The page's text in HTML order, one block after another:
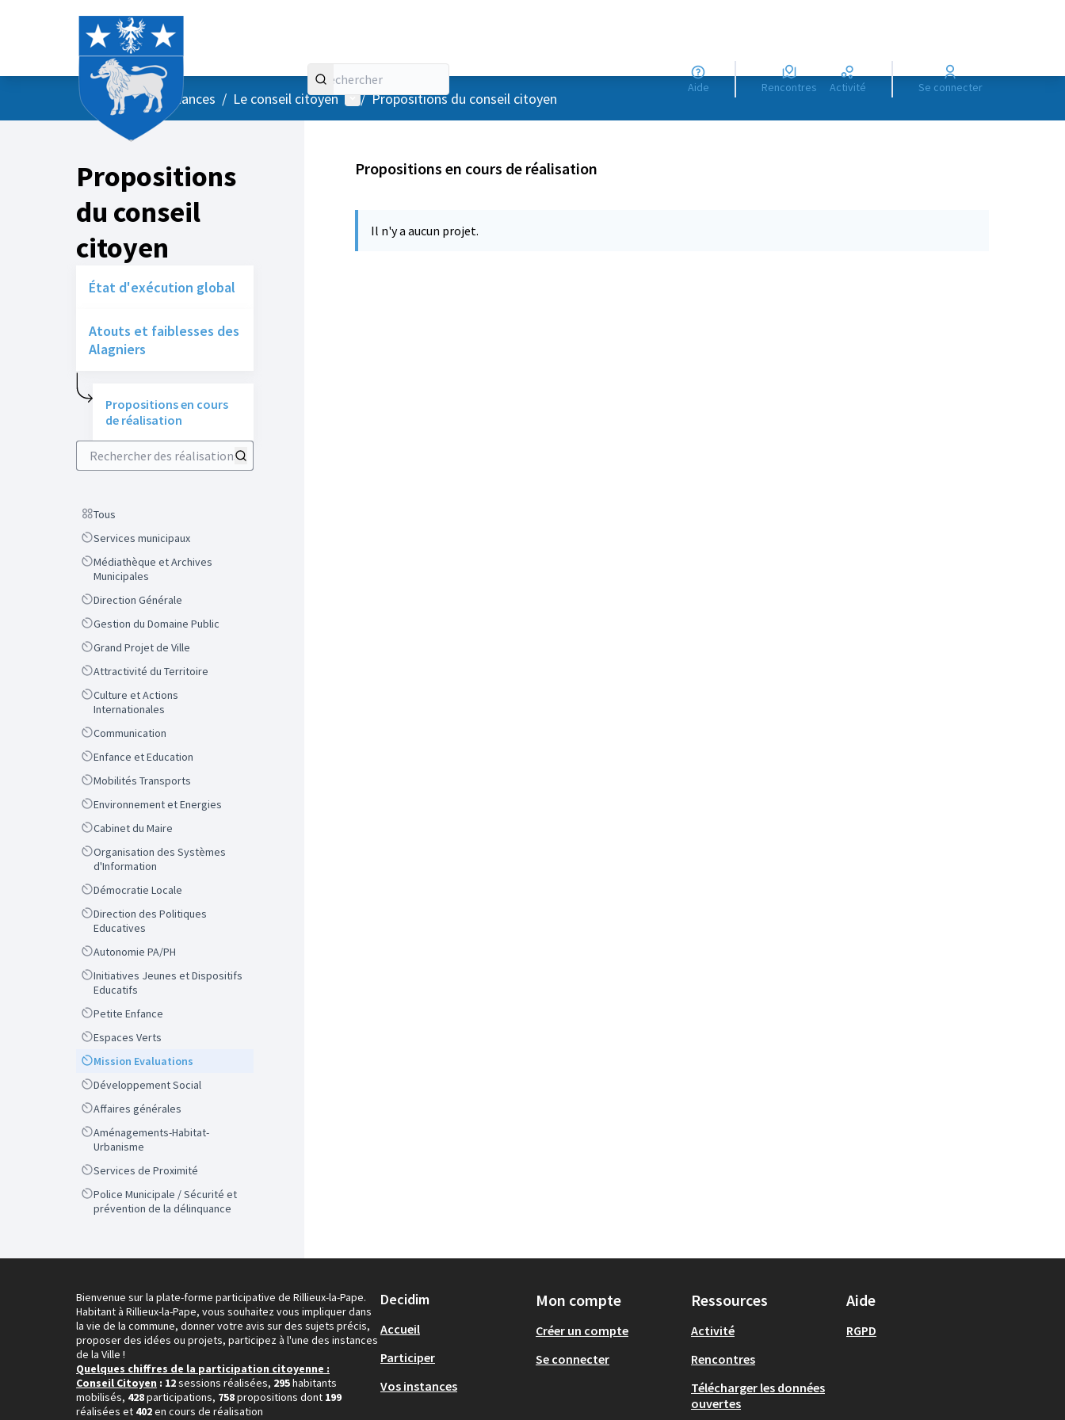
Aide Rencontres Activité Se connecter
AccueilMenu principal
/ Vos instances / Le conseil citoyen Menu utilisateur
/ Propositions du conseil citoyen
Propositions
du conseil
citoyen
État d'exécution global
Atouts et faiblesses des
Alagniers
Propositions en cours
de réalisation
Rechercher des réalisations
Scope
Tous
ScopeServices municipaux
Scope
Médiathèque et Archives
Municipales
ScopeDirection Générale
ScopeGestion du Domaine Public
ScopeGrand Projet de Ville
ScopeAttractivité du Territoire
Scope
Culture et Actions
Internationales
ScopeCommunication
ScopeEnfance et Education
ScopeMobilités Transports
ScopeEnvironnement et Energies
ScopeCabinet du Maire
Scope
Organisation des Systèmes
d'Information
ScopeDémocratie Locale
Scope
Direction des Politiques
Educatives
ScopeAutonomie PA/PH
Scope
Initiatives Jeunes et Dispositifs
Educatifs
ScopePetite Enfance
ScopeEspaces Verts
ScopeMission Evaluations
ScopeDéveloppement Social
ScopeAffaires générales
Scope
Aménagements-Habitat-
Urbanisme
ScopeServices de Proximité
Scope
Police Municipale / Sécurité et
prévention de la délinquance
Propositions en cours de réalisation
Il n'y a aucun projet.
Bienvenue sur la plate-forme participative de Rillieux-la-Pape.
Habitant à Rillieux-la-Pape, vous souhaitez vous impliquer dans
la vie de la commune, donner votre avis sur des sujets précis,
proposer des idées ou projets, participez à l'une des instances
de la Ville !
Quelques chiffres de la participation citoyenne :
Conseil Citoyen : 12sessions réalisées, 295habitants
mobilisés, 428participations, 758propositions dont 199
réalisées et 402en cours de réalisation
Decidim
Accueil
Participer
Vos instances
Mon compte
Créer un compte
Se connecter
Ressources
Activité
Rencontres
Télécharger les données
ouvertes
Aide
RGPD